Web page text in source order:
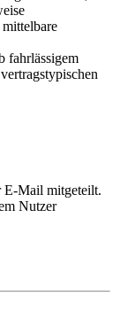
fahrlässigem
E-Mail mitgeteilt.
Nutzer